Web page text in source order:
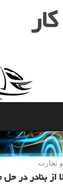
تجارت:
از بنادر در